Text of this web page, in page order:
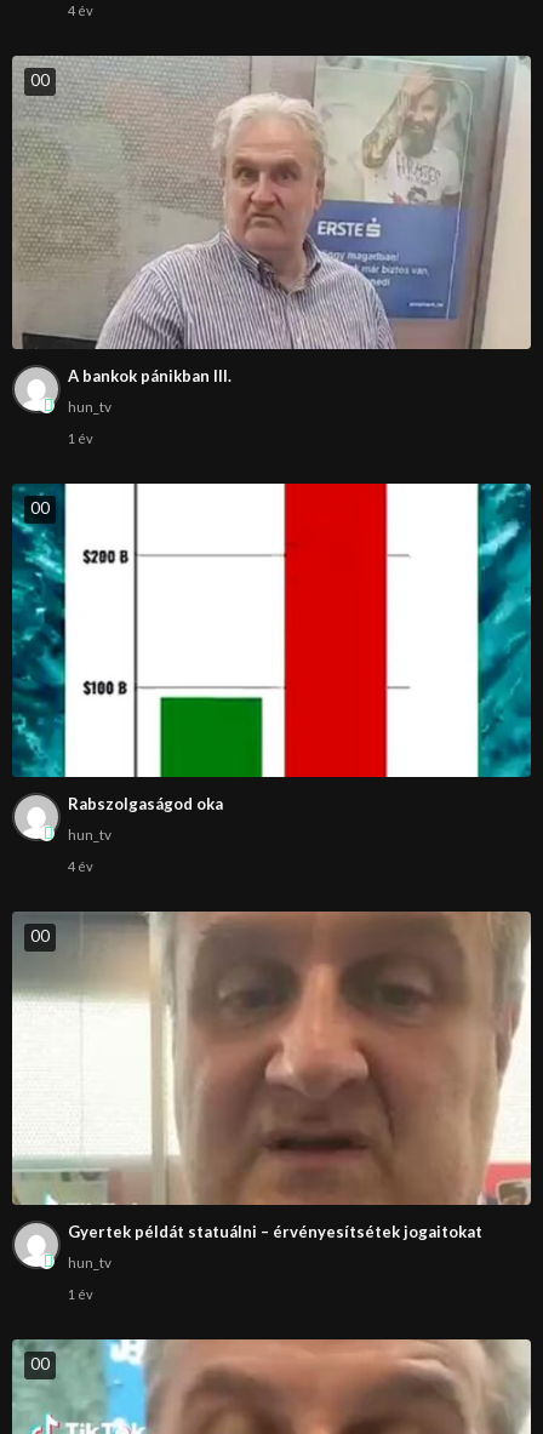
4 év
00
A bankok pánikban III.
hun_tv
1 év
00
Rabszolgaságod oka
hun_tv
4 év
00
Gyertek példát statuálni – érvényesítsétek jogaitokat
hun_tv
1 év
00